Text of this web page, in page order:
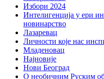
Избори 2024
Интелигенција у ери
новинарство
Лазаревац
Личности које нас
Младеновац
Најновије
Нови Београд
О необичним Руским